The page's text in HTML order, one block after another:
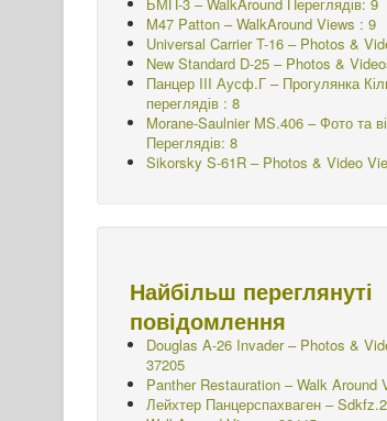
M47 Patton – WalkAround Views : 9
Universal Carrier T-16 – Photos &
New Standard D-25 – Photos &
Панцер III Аусф.Г – Прогулянка
переглядів : 8
Morane-Saulnier MS.406 – Фото та
Переглядів: 8
Sikorsky S-61R – Photos & Video
Найбільш переглянуті
повідомлення
Douglas A-26 Invader – Photos &
37205
Panther Restauration – Walk Around
Лейхтер Панцерспахваген –